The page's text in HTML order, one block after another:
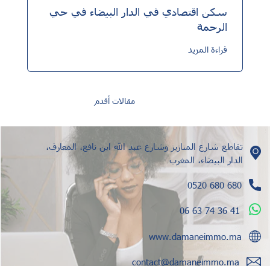
سكن اقتصادي في الدار البيضاء في حي
الرحمة
قراءة المزيد
مقالات أقدم
تقاطع شارع المنازيز وشارع عبد الله ابن نافع، المعارف،
الدار البيضاء، المغرب
0520 680 680
06 63 74 36 41
www.damaneimmo.ma
contact@damaneimmo.ma